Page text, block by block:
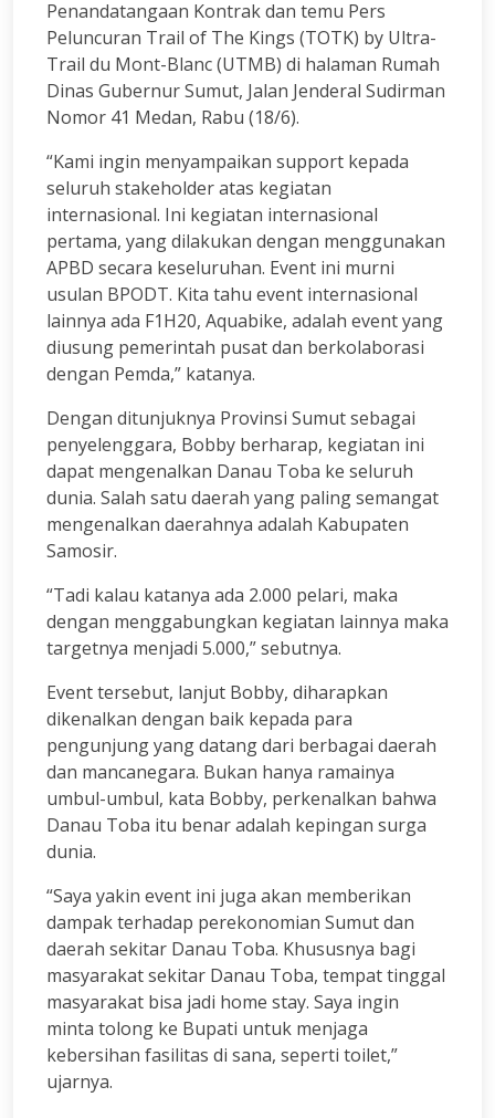
Penandatangaan Kontrak dan temu Pers
Peluncuran Trail of The Kings (TOTK) by Ultra-
Trail du Mont-Blanc (UTMB) di halaman Rumah
Dinas Gubernur Sumut, Jalan Jenderal Sudirman
Nomor 41 Medan, Rabu (18/6).
“Kami ingin menyampaikan support kepada
seluruh stakeholder atas kegiatan
internasional. Ini kegiatan internasional
pertama, yang dilakukan dengan menggunakan
APBD secara keseluruhan. Event ini murni
usulan BPODT. Kita tahu event internasional
lainnya ada F1H20, Aquabike, adalah event yang
diusung pemerintah pusat dan berkolaborasi
dengan Pemda,” katanya.
Dengan ditunjuknya Provinsi Sumut sebagai
penyelenggara, Bobby berharap, kegiatan ini
dapat mengenalkan Danau Toba ke seluruh
dunia. Salah satu daerah yang paling semangat
mengenalkan daerahnya adalah Kabupaten
Samosir.
“Tadi kalau katanya ada 2.000 pelari, maka
dengan menggabungkan kegiatan lainnya maka
targetnya menjadi 5.000,” sebutnya.
Event tersebut, lanjut Bobby, diharapkan
dikenalkan dengan baik kepada para
pengunjung yang datang dari berbagai daerah
dan mancanegara. Bukan hanya ramainya
umbul-umbul, kata Bobby, perkenalkan bahwa
Danau Toba itu benar adalah kepingan surga
dunia.
“Saya yakin event ini juga akan memberikan
dampak terhadap perekonomian Sumut dan
daerah sekitar Danau Toba. Khususnya bagi
masyarakat sekitar Danau Toba, tempat tinggal
masyarakat bisa jadi home stay. Saya ingin
minta tolong ke Bupati untuk menjaga
kebersihan fasilitas di sana, seperti toilet,”
ujarnya.